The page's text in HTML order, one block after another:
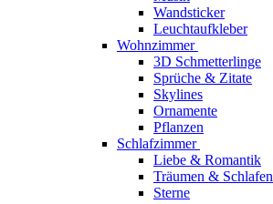
Wandsticker
Leuchtaufkleber
Wohnzimmer
3D Schmetterlinge
Sprüche & Zitate
Skylines
Ornamente
Pflanzen
Schlafzimmer
Liebe & Romantik
Träumen & Schlafen
Sterne